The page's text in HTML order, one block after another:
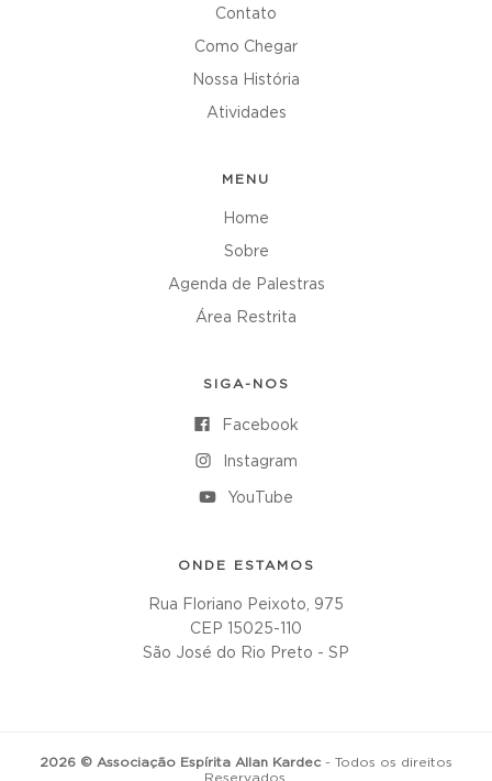
Contato
Como Chegar
Nossa História
Atividades
MENU
Home
Sobre
Agenda de Palestras
Área Restrita
SIGA-NOS
Facebook
Instagram
YouTube
ONDE ESTAMOS
Rua Floriano Peixoto, 975
CEP 15025-110
São José do Rio Preto - SP
2026 © Associação Espírita Allan Kardec - Todos os direitos
Reservados.